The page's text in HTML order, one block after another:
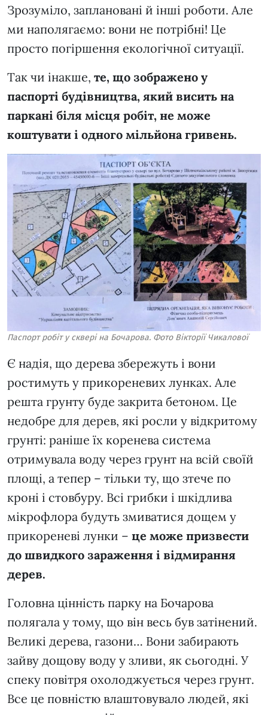
Зрозуміло, заплановані й інші роботи. Але
ми наполягаємо: вони не потрібні! Це
просто погіршення екологічної ситуації.
Так чи інакше, те, що зображено у
паспорті будівництва, який висить на
паркані біля місця робіт, не може
коштувати і одного мільйона гривень.
Паспорт робіт у сквері на Бочарова. Фото Вікторії Чикалової
Є надія, що дерева збережуть і вони
ростимуть у прикореневих лунках. Але
решта грунту буде закрита бетоном. Це
недобре для дерев, які росли у відкритому
грунті: раніше їх коренева система
отримувала воду через грунт на всій своїй
площі, а тепер – тільки ту, що зтече по
кроні і стовбуру. Всі грибки і шкідлива
мікрофлора будуть змиватися дощем у
прикореневі лунки – це може призвести
до швидкого зараження і відмирання
дерев.
Головна цінність парку на Бочарова
полягала у тому, що він весь був затінений.
Великі дерева, газони… Вони забирають
зайву дощову воду у зливи, як сьогодні. У
спеку повітря охолоджується через грунт.
Все це повністю влаштовувало людей, які